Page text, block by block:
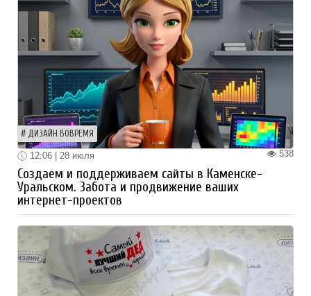
ДИЗАЙН ВОВРЕМЯ
538
12:06 | 28 июля
Создаем и поддерживаем сайты в Каменске-
Уральском. Забота и продвижение ваших
интернет-проектов